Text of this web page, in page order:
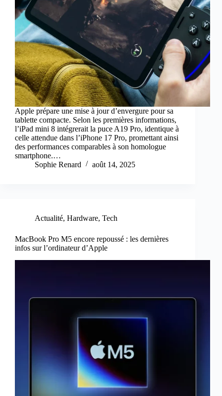
Apple prépare une mise à jour d’envergure pour sa
tablette compacte. Selon les premières informations,
l’iPad mini 8 intégrerait la puce A19 Pro, identique à
celle attendue dans l’iPhone 17 Pro, promettant ainsi
des performances comparables à son homologue
smartphone.…
Sophie Renard
août 14, 2025
Actualité, Hardware, Tech
MacBook Pro M5 encore repoussé : les dernières
infos sur l’ordinateur d’Apple